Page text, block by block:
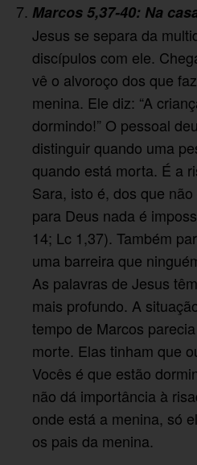
Marcos 5,37-40: Na
Jesus se separa da
discípulos com ele.
vê o alvoroço dos que
menina. Ele diz: “A
dormindo!” O pessoal
distinguir quando uma
quando está morta. É a
Sara, isto é, dos que
para Deus nada é
14; Lc 1,37). Também
uma barreira que
As palavras de Jesus
mais profundo. A
tempo de Marcos
morte. Elas tinham que
Vocês é que estão
não dá importância à
onde está a menina, só
os pais da menina.